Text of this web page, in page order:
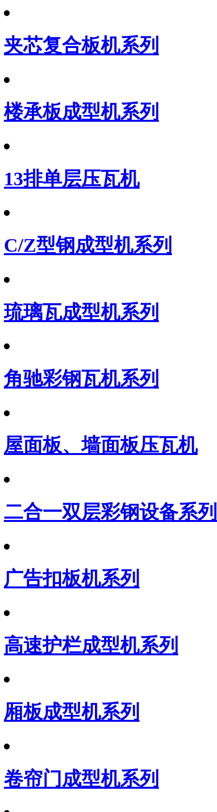
夹芯复合板机系列
楼承板成型机系列
13排单层压瓦机
C/Z型钢成型机系列
琉璃瓦成型机系列
角驰彩钢瓦机系列
屋面板、墙面板压瓦机
二合一双层彩钢设备系列
广告扣板机系列
高速护栏成型机系列
厢板成型机系列
卷帘门成型机系列